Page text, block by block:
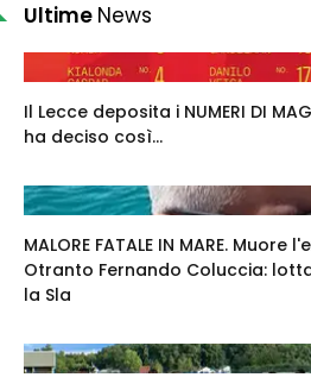
Ultime News
Il Lecce deposita i NUMERI DI
ha deciso così...
MALORE FATALE IN MARE. Muore
Otranto Fernando Coluccia:
la Sla